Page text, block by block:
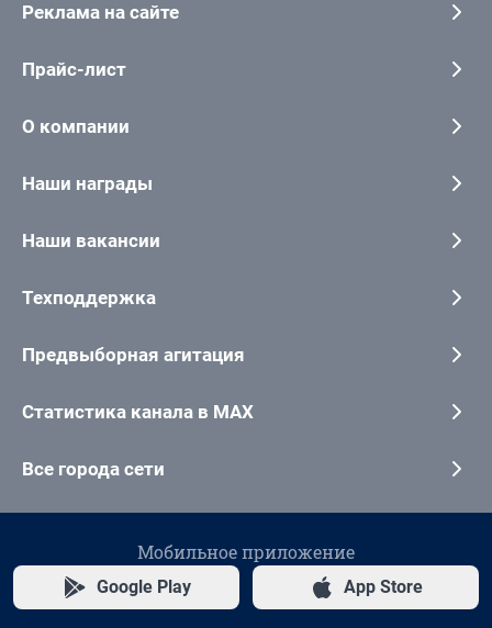
Реклама на сайте
Прайс-лист
О компании
Наши награды
Наши вакансии
Техподдержка
Предвыборная агитация
Статистика канала в MAX
Все города сети
Мобильное приложение
Google Play App Store